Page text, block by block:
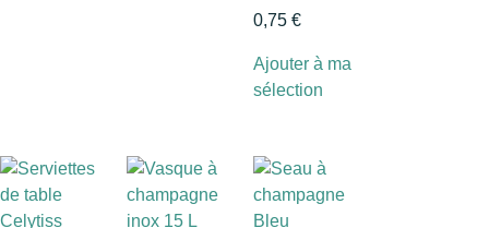
0,75 €
Ajouter à ma
sélection